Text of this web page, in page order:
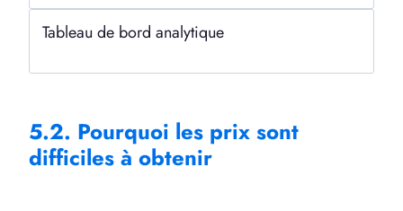
Tableau de bord analytique
5.2. Pourquoi les prix sont
difficiles à obtenir